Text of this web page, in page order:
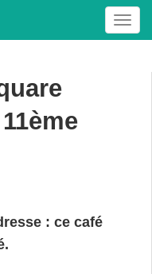
T
o
: ce café